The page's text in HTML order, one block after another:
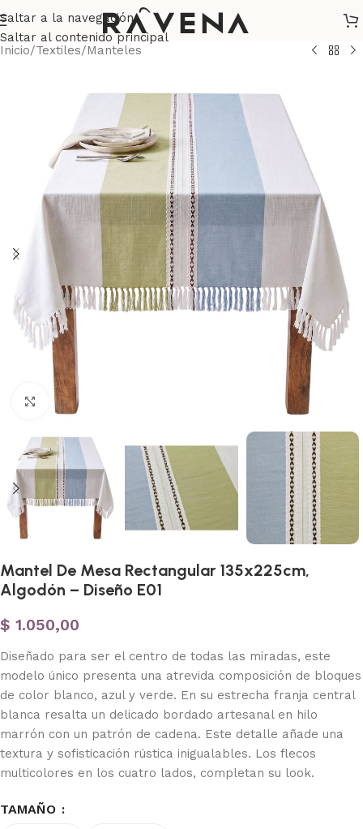
Saltar a la navegación
Saltar al contenido principal
Inicio/Textiles/Manteles
Haga clic para ampliar
Mantel De Mesa Rectangular 135x225cm,
Algodón – Diseño E01
$ 1.050,00
Diseñado para ser el centro de todas las miradas, este
modelo único presenta una atrevida composición de bloques
de color blanco, azul y verde. En su estrecha franja central
blanca resalta un delicado bordado artesanal en hilo
marrón con un patrón de cadena. Este detalle añade una
textura y sofisticación rústica inigualables. Los flecos
multicolores en los cuatro lados, completan su look.
TAMAÑO